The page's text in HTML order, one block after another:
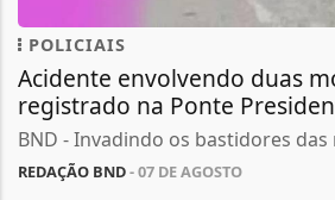
POLICIAIS
Acidente envolvendo duas
registrado na Ponte
BND - Invadindo os bastidores das
REDAÇÃO BND- 07 DE AGOSTO